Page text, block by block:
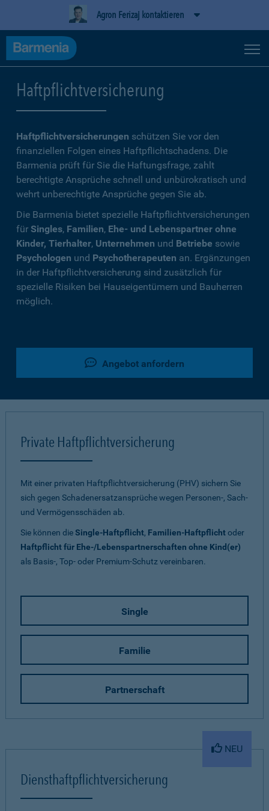
Agron Ferizaj kontaktieren
Haftpflichtversicherung
Haftpflichtversicherungen schützen Sie vor den
finanziellen Folgen eines Haftpflichtschadens. Die
Barmenia prüft für Sie die Haftungsfrage, zahlt
berechtigte Ansprüche schnell und unbürokratisch und
wehrt unberechtigte Ansprüche gegen Sie ab.
Die Barmenia bietet spezielle Haftpflichtversicherungen
für Singles, Familien, Ehe- und Lebenspartner ohne
Kinder, Tierhalter, Unternehmen und Betriebe sowie
Psychologen und Psychotherapeuten an. Ergänzungen
in der Haftpflichtversicherung sind zusätzlich für
spezielle Risiken bei Hauseigentümern und Bauherren
möglich.
Angebot anfordern
Private Haftpflichtversicherung
Mit einer privaten Haftpflichtversicherung (PHV) sichern Sie
sich gegen Schadenersatzansprüche wegen Personen-, Sach-
und Vermögensschäden ab.
Sie können dieSingle-Haftpflicht, Familien-Haftpflichtoder
Haftpflicht für Ehe-/Lebenspartnerschaften ohne Kind(er)
als Basis-, Top- oder Premium-Schutz vereinbaren.
Single
Familie
Partnerschaft
NEU
Diensthaftpflichtversicherung